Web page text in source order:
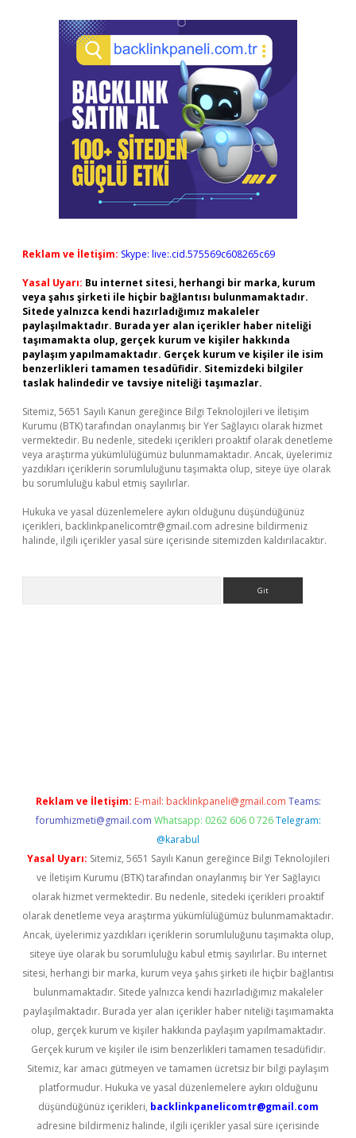
Reklam ve İletişim: Skype: live:.cid.575569c608265c69
Yasal Uyarı: Bu internet sitesi, herhangi bir marka, kurum
veya şahıs şirketi ile hiçbir bağlantısı bulunmamaktadır.
Sitede yalnızca kendi hazırladığımız makaleler
paylaşılmaktadır. Burada yer alan içerikler haber niteliği
taşımamakta olup, gerçek kurum ve kişiler hakkında
paylaşım yapılmamaktadır. Gerçek kurum ve kişiler ile isim
benzerlikleri tamamen tesadüfidir. Sitemizdeki bilgiler
taslak halindedir ve tavsiye niteliği taşımazlar.
Sitemiz, 5651 Sayılı Kanun gereğince Bilgi Teknolojileri ve İletişim
Kurumu (BTK) tarafından onaylanmış bir Yer Sağlayıcı olarak hizmet
vermektedir. Bu nedenle, sitedeki içerikleri proaktif olarak denetleme
veya araştırma yükümlülüğümüz bulunmamaktadır. Ancak, üyelerimiz
yazdıkları içeriklerin sorumluluğunu taşımakta olup, siteye üye olarak
bu sorumluluğu kabul etmiş sayılırlar.
Hukuka ve yasal düzenlemelere aykırı olduğunu düşündüğünüz
içerikleri, backlinkpanelicomtr@gmail.com adresine bildirmeniz
halinde, ilgili içerikler yasal süre içerisinde sitemizden kaldırılacaktır.
Reklam ve İletişim: E-mail: backlinkpaneli@gmail.com Teams:
forumhizmeti@gmail.com Whatsapp: 0262 606 0 726 Telegram:
@karabul
Yasal Uyarı: Sitemiz, 5651 Sayılı Kanun gereğince Bilgi Teknolojileri
ve İletişim Kurumu (BTK) tarafından onaylanmış bir Yer Sağlayıcı
olarak hizmet vermektedir. Bu nedenle, sitedeki içerikleri proaktif
olarak denetleme veya araştırma yükümlülüğümüz bulunmamaktadır.
Ancak, üyelerimiz yazdıkları içeriklerin sorumluluğunu taşımakta olup,
siteye üye olarak bu sorumluluğu kabul etmiş sayılırlar. Bu internet
sitesi, herhangi bir marka, kurum veya şahıs şirketi ile hiçbir bağlantısı
bulunmamaktadır. Sitede yalnızca kendi hazırladığımız makaleler
paylaşılmaktadır. Burada yer alan içerikler haber niteliği taşımamakta
olup, gerçek kurum ve kişiler hakkında paylaşım yapılmamaktadır.
Gerçek kurum ve kişiler ile isim benzerlikleri tamamen tesadüfidir.
Sitemiz, kar amacı gütmeyen ve tamamen ücretsiz bir bilgi paylaşım
platformudur. Hukuka ve yasal düzenlemelere aykırı olduğunu
düşündüğünüz içerikleri, backlinkpanelicomtr@gmail.com
adresine bildirmeniz halinde, ilgili içerikler yasal süre içerisinde